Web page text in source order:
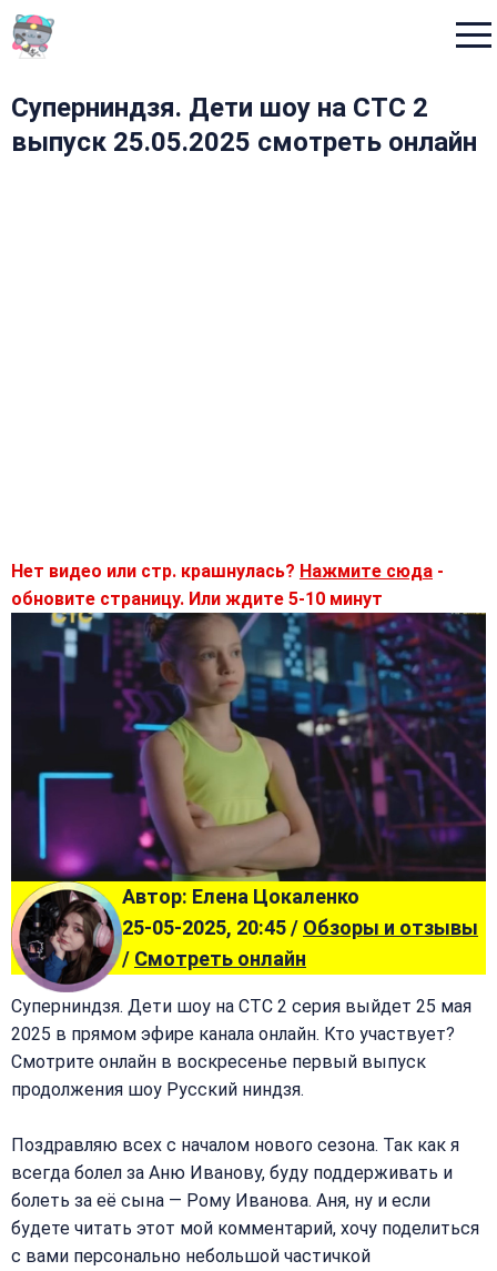
Суперниндзя. Дети шоу на СТС 2
выпуск 25.05.2025 смотреть онлайн
Нет видео или стр. крашнулась? Нажмите сюда -
обновите страницу. Или ждите 5-10 минут
Автор: Елена Цокаленко
25-05-2025, 20:45 / Обзоры и отзывы
/ Смотреть онлайн
Суперниндзя. Дети шоу на СТС 2 серия выйдет 25 мая
2025 в прямом эфире канала онлайн. Кто участвует?
Смотрите онлайн в воскресенье первый выпуск
продолжения шоу Русский ниндзя.
Поздравляю всех с началом нового сезона. Так как я
всегда болел за Аню Иванову, буду поддерживать и
болеть за её сына — Рому Иванова. Аня, ну и если
будете читать этот мой комментарий, хочу поделиться
с вами персонально небольшой частичкой